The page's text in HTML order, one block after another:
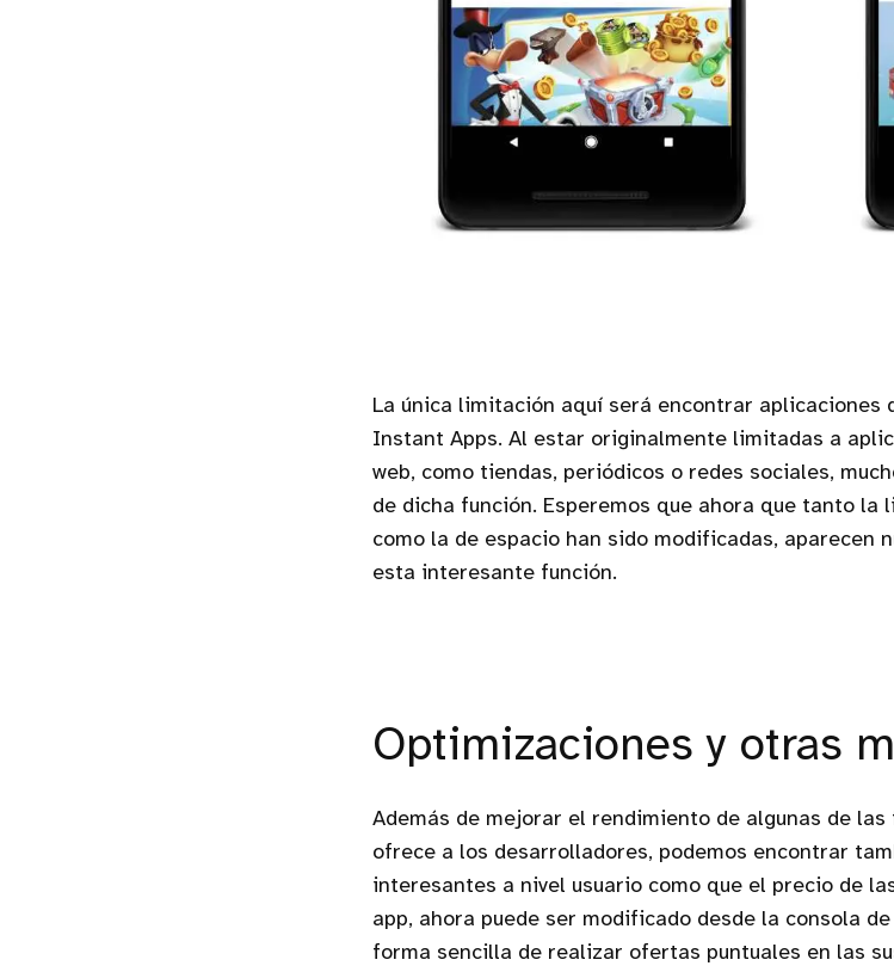
La única limitación aquí será encontrar aplicaciones
Instant Apps. Al estar originalmente limitadas a
web, como tiendas, periódicos o redes sociales,
de dicha función. Esperemos que ahora que tanto la
como la de espacio han sido modificadas, aparecen
esta interesante función.
Optimizaciones y otras
Además de mejorar el rendimiento de algunas de las
ofrece a los desarrolladores, podemos encontrar
interesantes a nivel usuario como que el precio de
app, ahora puede ser modificado desde la consola
forma sencilla de realizar ofertas puntuales en las